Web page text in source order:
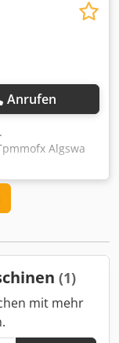
Anrufen
Algswa
(1)
mit mehr